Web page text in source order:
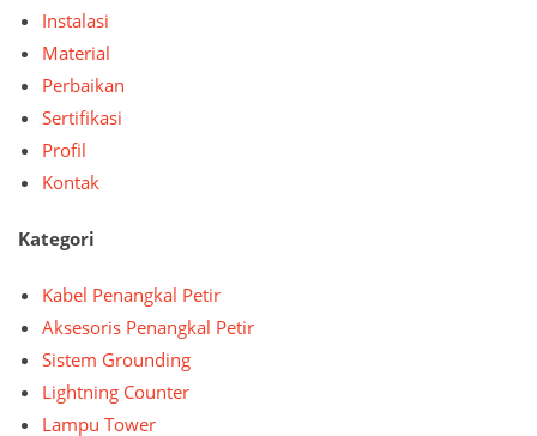
Instalasi
Material
Perbaikan
Sertifikasi
Profil
Kontak
Kategori
Kabel Penangkal Petir
Aksesoris Penangkal Petir
Sistem Grounding
Lightning Counter
Lampu Tower